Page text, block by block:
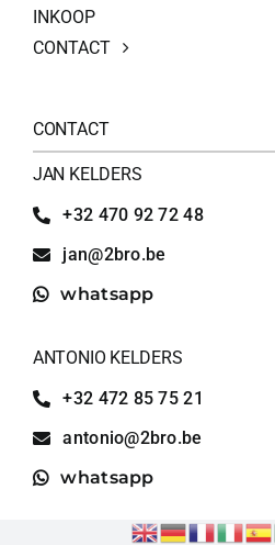
INKOOP
CONTACT
CONTACT
JAN KELDERS
+32 470 92 72 48
jan@2bro.be
whatsapp
ANTONIO KELDERS
+32 472 85 75 21
antonio@2bro.be
whatsapp